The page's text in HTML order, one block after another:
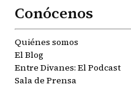
Conócenos
Quiénes somos
El Blog
Entre Divanes: El Podcast
Sala de Prensa